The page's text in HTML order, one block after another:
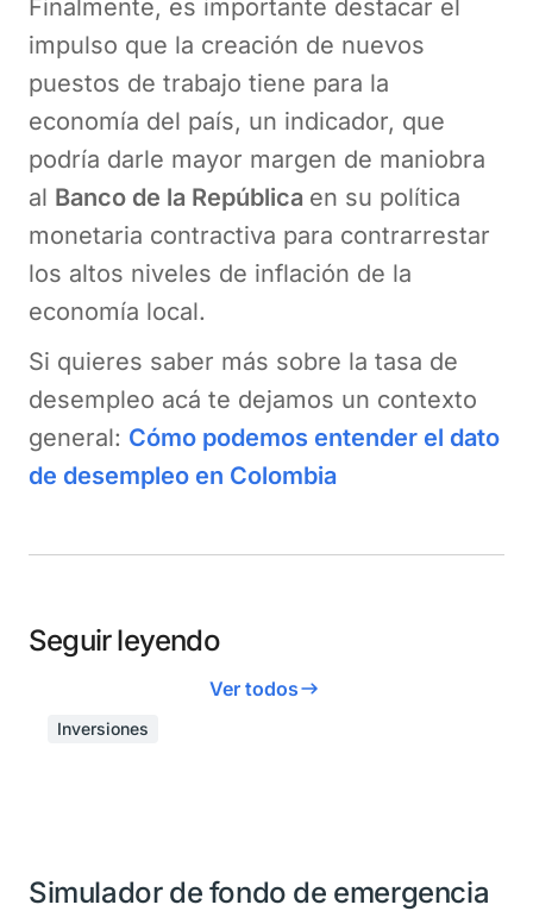
Finalmente, es importante destacar el
impulso que la creación de nuevos
puestos de trabajo tiene para la
economía del país, un indicador, que
podría darle mayor margen de maniobra
al Banco de la República en su política
monetaria contractiva para contrarrestar
los altos niveles de inflación de la
economía local.
Si quieres saber más sobre la tasa de
desempleo acá te dejamos un contexto
general: Cómo podemos entender el dato
de desempleo en Colombia
Seguir leyendo
Ver todos
Inversiones
Simulador de fondo de emergencia